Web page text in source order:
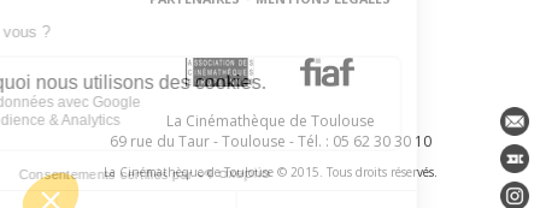
La Cinémathèque de Toulouse
69 rue du Taur - Toulouse - Tél. : 05 62 30 30 10
La Cinémathèque de Toulouse © 2015. Tous droits réservés.